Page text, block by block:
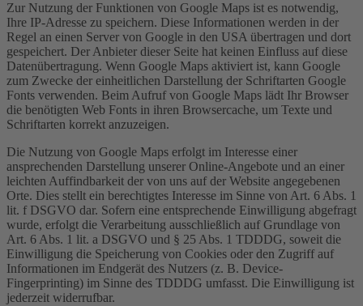
Zur Nutzung der Funktionen von Google Maps ist es notwendig,
Ihre IP-Adresse zu speichern. Diese Informationen werden in der
Regel an einen Server von Google in den USA übertragen und dort
gespeichert. Der Anbieter dieser Seite hat keinen Einfluss auf diese
Datenübertragung. Wenn Google Maps aktiviert ist, kann Google
zum Zwecke der einheitlichen Darstellung der Schriftarten Google
Fonts verwenden. Beim Aufruf von Google Maps lädt Ihr Browser
die benötigten Web Fonts in ihren Browsercache, um Texte und
Schriftarten korrekt anzuzeigen.
Die Nutzung von Google Maps erfolgt im Interesse einer
ansprechenden Darstellung unserer Online-Angebote und an einer
leichten Auffindbarkeit der von uns auf der Website angegebenen
Orte. Dies stellt ein berechtigtes Interesse im Sinne von Art. 6 Abs. 1
lit. f DSGVO dar. Sofern eine entsprechende Einwilligung abgefragt
wurde, erfolgt die Verarbeitung ausschließlich auf Grundlage von
Art. 6 Abs. 1 lit. a DSGVO und § 25 Abs. 1 TDDDG, soweit die
Einwilligung die Speicherung von Cookies oder den Zugriff auf
Informationen im Endgerät des Nutzers (z. B. Device-
Fingerprinting) im Sinne des TDDDG umfasst. Die Einwilligung ist
jederzeit widerrufbar.